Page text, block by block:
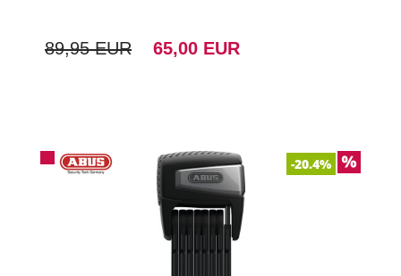
89,95 EUR 65,00 EUR
-20.4%